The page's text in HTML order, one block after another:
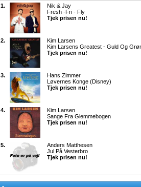
1.
Nik & Jay
Fresh -Fri - Fly
Tjek prisen nu!
2.
Kim Larsen
Kim Larsens Greatest - Guld Og
Tjek prisen nu!
3.
Hans Zimmer
Løvernes Konge (Disney)
Tjek prisen nu!
4.
Kim Larsen
Sange Fra Glemmebogen
Tjek prisen nu!
5.
Anders Matthesen
Jul På Vesterbro
Tjek prisen nu!